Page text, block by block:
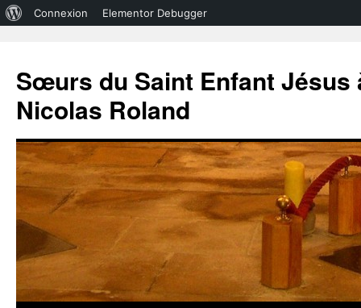
WordPress
Connexion Elementor Debugger
Sœurs du Saint Enfant Jésus
Nicolas Roland